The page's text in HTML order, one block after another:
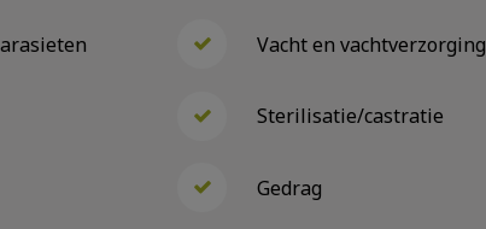
Vacht en vachtverzorging
Sterilisatie/castratie
Gedrag